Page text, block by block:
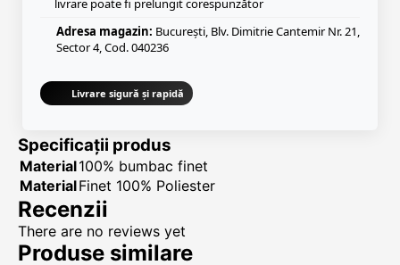
livrare poate fi prelungit corespunzător
Adresa magazin: București, Blv. Dimitrie Cantemir Nr. 21,
Sector 4, Cod. 040236
Livrare sigură și rapidă
Specificații produs
Material100% bumbac finet
MaterialFinet 100% Poliester
Recenzii
There are no reviews yet
Produse similare